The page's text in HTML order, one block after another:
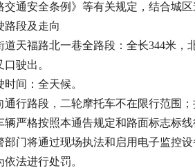
交通安全条例》等有关规定，结合城
段及走向
福路北一巷全路段：全长344米，
驶出。
间：全天候。
路段，二轮摩托车不在限行范围；
格按照本通告规定和路面标志标线
将通过现场执法和启用电子监控设
法进行处罚。